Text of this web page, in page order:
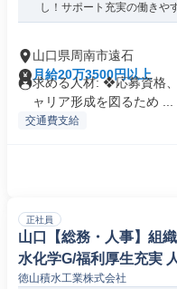
し！サポート充実の働きや
山口県周南市遠石
月給20万3500円以上
求める人材: ❖応募資格
ャリア形成を図るため ...
交通費支給
正社員
山口【総務・人事】組
水化学G/福利厚生充実
徳山積水工業株式会社